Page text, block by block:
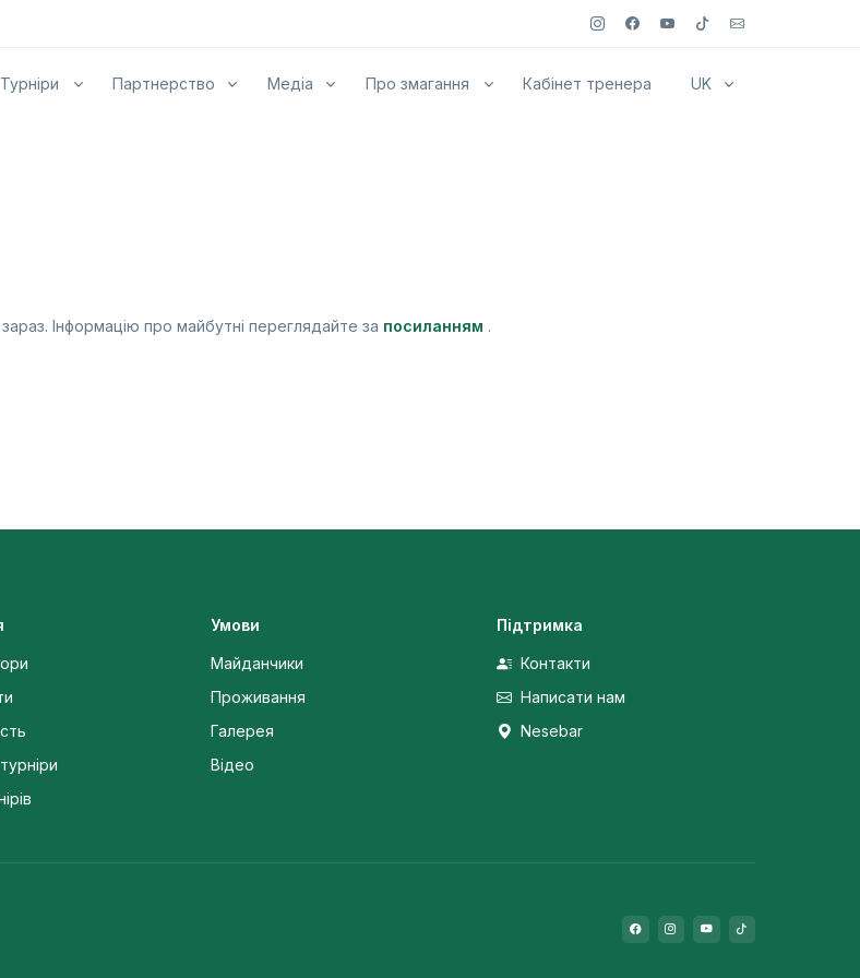
Турніри Партнерство Медіа Про змагання Кабінет тренера UK
Інформацію про майбутні переглядайте за посиланням .
Умови
Майданчики
Проживання
Галерея
Відео
Підтримка
Контакти
Написати нам
Nesebar